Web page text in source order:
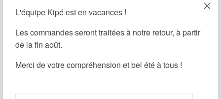
L'équipe Kipé est en vacances !
Les commandes seront traitées à notre retour, à partir
de la fin août.
Merci de votre compréhension et bel été à tous !
roduction raisonnée, circuits courts, transparence, des
et de Brazzaville.
plusieurs cultures, coloré et imagé.
Cyriane KM